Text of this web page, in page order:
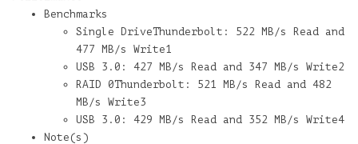
Benchmarks
Single DriveThunderbolt: 522 MB/s Read and
477 MB/s Write1
USB 3.0: 427 MB/s Read and 347 MB/s Write2
RAID 0Thunderbolt: 521 MB/s Read and 482
MB/s Write3
USB 3.0: 429 MB/s Read and 352 MB/s Write4
Note(s)